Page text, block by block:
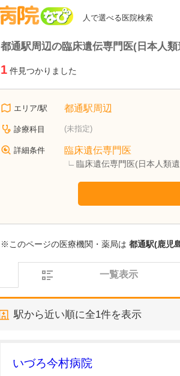
人で選べる医院検索
都通駅周辺の臨床遺伝専門医(日本人
1 件見つかりました
エリア/駅 都通駅周辺
診療科目 (未指定)
詳細条件 臨床遺伝専門医
臨床遺伝専門医(日本人類
※このページの医療機関・薬局は 都通駅(鹿児
一覧表示
駅から近い順に全1件を表示
いづろ今村病院